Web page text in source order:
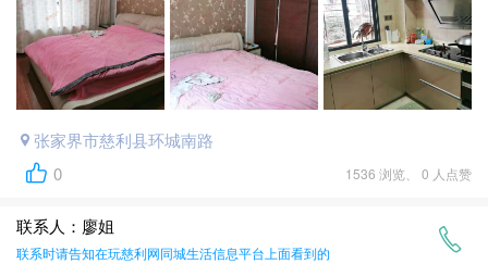
张家界市慈利县环城南路
0
1536 浏览、 0 人点赞
联系人：廖姐
联系时请告知在玩慈利网同城生活信息平台 上面看到的